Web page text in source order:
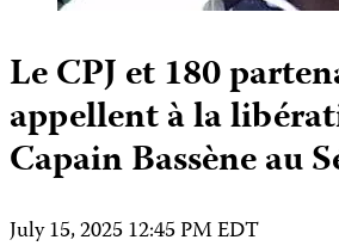
Le CPJ et 180
appellent à la
Capain Bassène au
July 15, 2025 12:45 PM EDT